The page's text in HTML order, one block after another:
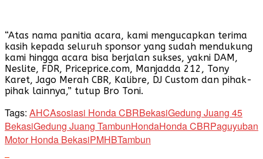
“Atas nama panitia acara, kami mengucapkan terima
kasih kepada seluruh sponsor yang sudah mendukung
kami hingga acara bisa berjalan sukses, yakni DAM,
Neslite, FDR, Priceprice.com, Manjadda 212, Tony
Karet, Jago Merah CBR, Kalibre, DJ Custom dan pihak-
pihak lainnya,” tutup Bro Toni.
Tags: AHCAsosiasi Honda CBRBekasiGedung Juang 45
BekasiGedung Juang TambunHondaHonda CBRPaguyuban
Motor Honda BekasiPMHBTambun